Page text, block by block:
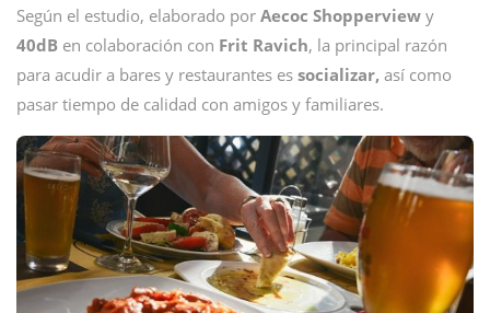
Según el estudio, elaborado por Aecoc Shopperview y
40dB en colaboración con Frit Ravich, la principal razón
para acudir a bares y restaurantes es socializar, así como
pasar tiempo de calidad con amigos y familiares.